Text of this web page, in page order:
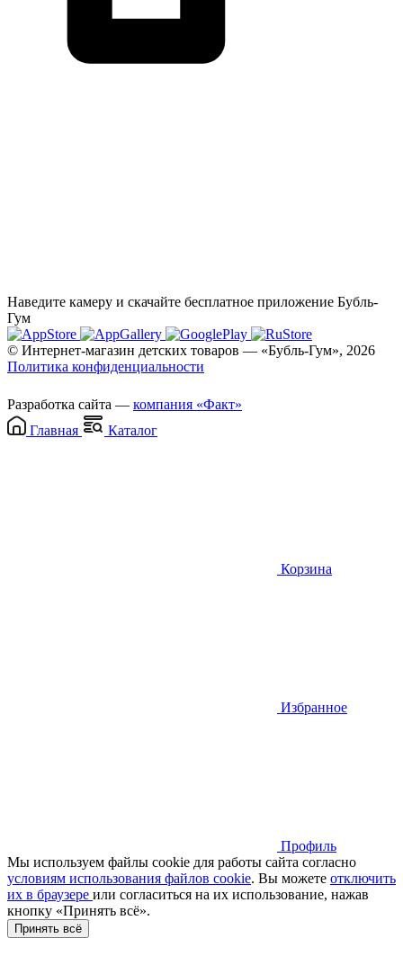
Наведите камеру и скачайте бесплатное приложение Бубль-
Гум
© Интернет-магазин детских товаров — «Бубль-Гум», 2026
Политика конфиденциальности
Разработка сайта — компания «Факт»
Главная
Каталог
Корзина
Избранное
Профиль
Мы используем файлы cookie для работы сайта согласно
условиям использования файлов cookie. Вы можете отключить
их в браузере или cогласиться на их использование, нажав
кнопку «Принять всё».
Принять всё